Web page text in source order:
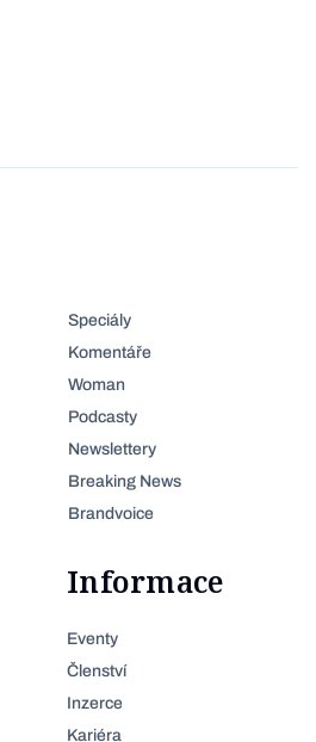
Speciály
Komentáře
Woman
Podcasty
Newslettery
Breaking News
Brandvoice
Informace
Eventy
Členství
Inzerce
Kariéra